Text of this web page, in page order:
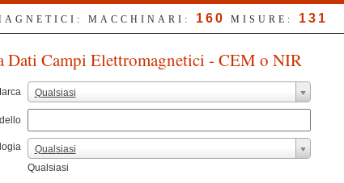
MACCHINARI: 160 MISURE: 131
Dati Campi Elettromagnetici - CEM o NIR
Qualsiasi
Qualsiasi
Qualsiasi